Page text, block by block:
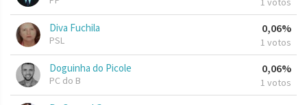
Diva Fuchila
PSL
0,06%
1 votos
Doguinha do Picole
PC do B
0,06%
1 votos